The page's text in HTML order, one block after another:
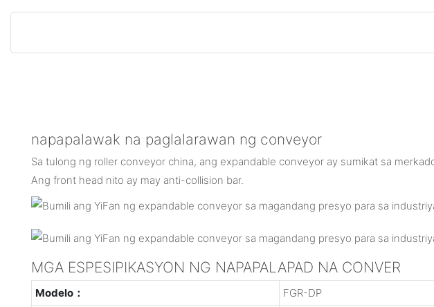
napapalawak na paglalarawan ng conveyor
Sa tulong ng roller conveyor china, ang expandable conveyor ay sumikat sa
Ang front head nito ay may anti-collision bar.
MGA ESPESIPIKASYON NG NAPAPALAPAD NA CONVER
Modelo：
FGR-DP